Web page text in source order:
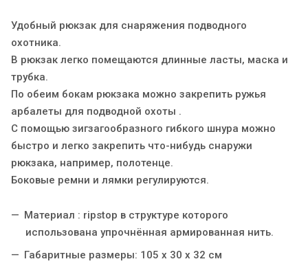
Удобный рюкзак для снаряжения подводного
охотника.
В рюкзак легко помещаются длинные ласты, маска и
трубка.
По обеим бокам рюкзака можно закрепить ружья
арбалеты для подводной охоты .
С помощью зигзагообразного гибкого шнура можно
быстро и легко закрепить что-нибудь снаружи
рюкзака, например, полотенце.
Боковые ремни и лямки регулируются.
Материал : ripstop в структуре которого
использована упрочнённая армированная нить.
Габаритные размеры: 105 x 30 x 32 cм